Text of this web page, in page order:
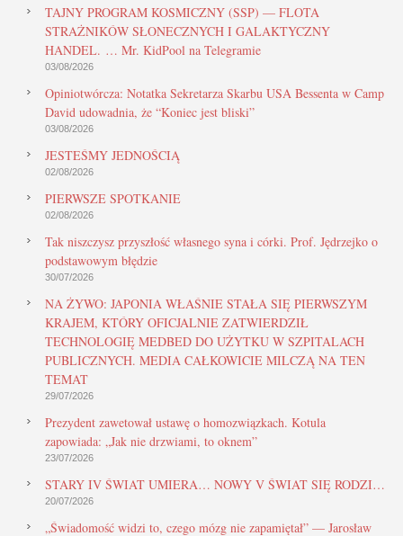
TAJNY PROGRAM KOSMICZNY (SSP) — FLOTA
STRAŻNIKÓW SŁONECZNYCH I GALAKTYCZNY
HANDEL. … Mr. KidPool na Telegramie
03/08/2026
Opiniotwórcza: Notatka Sekretarza Skarbu USA Bessenta w Camp
David udowadnia, że “Koniec jest bliski”
03/08/2026
JESTEŚMY JEDNOŚCIĄ
02/08/2026
PIERWSZE SPOTKANIE
02/08/2026
Tak niszczysz przyszłość własnego syna i córki. Prof. Jędrzejko o
podstawowym błędzie
30/07/2026
NA ŻYWO: JAPONIA WŁAŚNIE STAŁA SIĘ PIERWSZYM
KRAJEM, KTÓRY OFICJALNIE ZATWIERDZIŁ
TECHNOLOGIĘ MEDBED DO UŻYTKU W SZPITALACH
PUBLICZNYCH. MEDIA CAŁKOWICIE MILCZĄ NA TEN
TEMAT
29/07/2026
Prezydent zawetował ustawę o homozwiązkach. Kotula
zapowiada: „Jak nie drzwiami, to oknem”
23/07/2026
STARY IV ŚWIAT UMIERA… NOWY V ŚWIAT SIĘ RODZI…
20/07/2026
„Świadomość widzi to, czego mózg nie zapamiętał” — Jarosław